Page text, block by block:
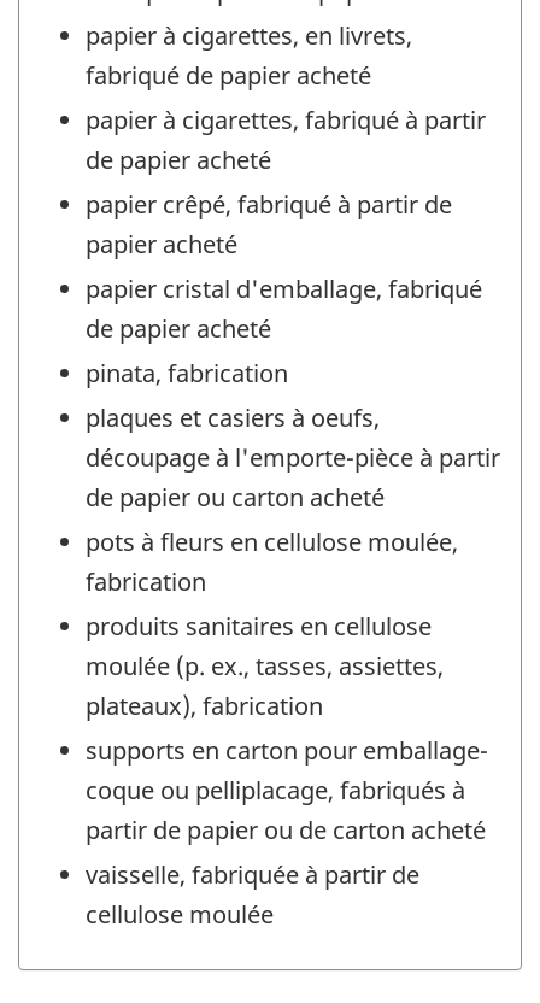
papier à cigarettes, en livrets,
fabriqué de papier acheté
papier à cigarettes, fabriqué à partir
de papier acheté
papier crêpé, fabriqué à partir de
papier acheté
papier cristal d'emballage, fabriqué
de papier acheté
pinata, fabrication
plaques et casiers à oeufs,
découpage à l'emporte-pièce à partir
de papier ou carton acheté
pots à fleurs en cellulose moulée,
fabrication
produits sanitaires en cellulose
moulée (p. ex., tasses, assiettes,
plateaux), fabrication
supports en carton pour emballage-
coque ou pelliplacage, fabriqués à
partir de papier ou de carton acheté
vaisselle, fabriquée à partir de
cellulose moulée